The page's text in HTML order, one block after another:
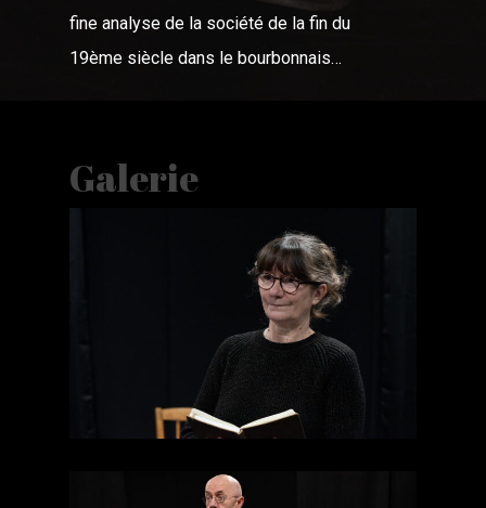
fine analyse de la société de la fin du
19ème siècle dans le bourbonnais…
Galerie